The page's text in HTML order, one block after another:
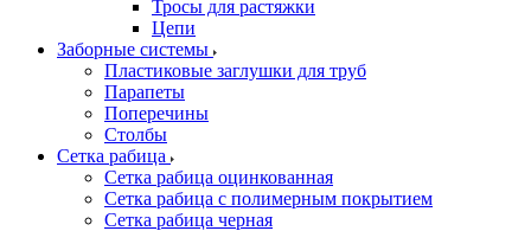
Тросы для растяжки
Цепи
Заборные системы
Пластиковые заглушки для труб
Парапеты
Поперечины
Столбы
Сетка рабица
Сетка рабица оцинкованная
Сетка рабица с полимерным покрытием
Сетка рабица черная